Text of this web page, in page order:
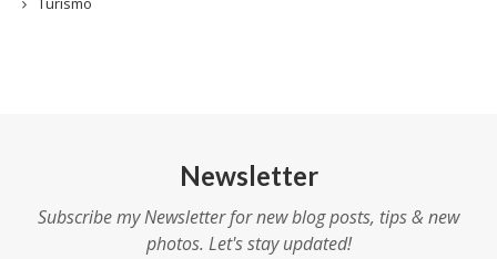
Newsletter
Subscribe my Newsletter for new blog posts, tips & new
photos. Let's stay updated!